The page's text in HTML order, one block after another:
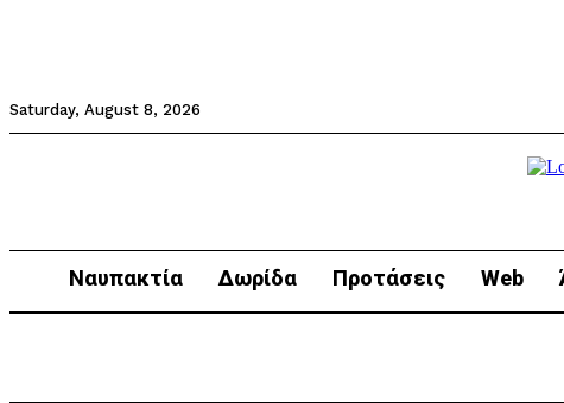
Saturday, August 8, 2026
Ναυπακτία Δωρίδα Προτάσεις Web